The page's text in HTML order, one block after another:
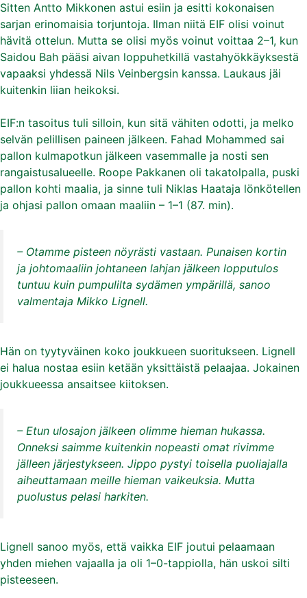
Sitten Antto Mikkonen astui esiin ja esitti kokonaisen
sarjan erinomaisia torjuntoja. Ilman niitä EIF olisi voinut
hävitä ottelun. Mutta se olisi myös voinut voittaa 2–1, kun
Saidou Bah pääsi aivan loppuhetkillä vastahyökkäyksestä
vapaaksi yhdessä Nils Veinbergsin kanssa. Laukaus jäi
kuitenkin liian heikoksi.
EIF:n tasoitus tuli silloin, kun sitä vähiten odotti, ja melko
selvän pelillisen paineen jälkeen. Fahad Mohammed sai
pallon kulmapotkun jälkeen vasemmalle ja nosti sen
rangaistusalueelle. Roope Pakkanen oli takatolpalla, puski
pallon kohti maalia, ja sinne tuli Niklas Haataja lönkötellen
ja ohjasi pallon omaan maaliin – 1–1 (87. min).
– Otamme pisteen nöyrästi vastaan. Punaisen kortin
ja johtomaaliin johtaneen lahjan jälkeen lopputulos
tuntuu kuin pumpulilta sydämen ympärillä, sanoo
valmentaja Mikko Lignell.
Hän on tyytyväinen koko joukkueen suoritukseen. Lignell
ei halua nostaa esiin ketään yksittäistä pelaajaa. Jokainen
joukkueessa ansaitsee kiitoksen.
– Etun ulosajon jälkeen olimme hieman hukassa.
Onneksi saimme kuitenkin nopeasti omat rivimme
jälleen järjestykseen. Jippo pystyi toisella puoliajalla
aiheuttamaan meille hieman vaikeuksia. Mutta
puolustus pelasi harkiten.
Lignell sanoo myös, että vaikka EIF joutui pelaamaan
yhden miehen vajaalla ja oli 1–0-tappiolla, hän uskoi silti
pisteeseen.